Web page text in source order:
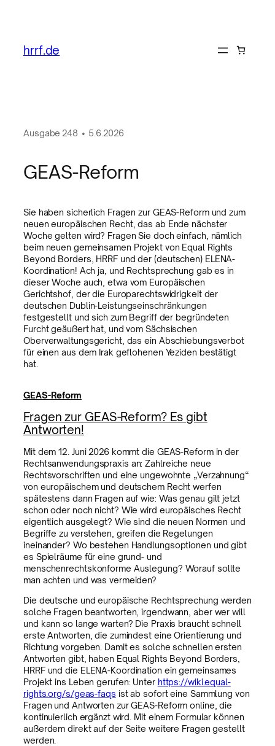
hrrf.de
Ausgabe 248 • 5.6.2026
GEAS-Reform
Sie haben sicherlich Fragen zur GEAS-Reform und zum
neuen europäischen Recht, das ab Ende nächster
Woche gelten wird? Fragen Sie doch einfach, nämlich
beim neuen gemeinsamen Projekt von Equal Rights
Beyond Borders, HRRF und der (deutschen) ELENA-
Koordination! Ach ja, und Rechtsprechung gab es in
dieser Woche auch, etwa vom Europäischen
Gerichtshof, der die Europarechtswidrigkeit der
deutschen Dublin-Leistungseinschränkungen
festgestellt und sich zum Begriff der begründeten
Furcht geäußert hat, und vom Sächsischen
Oberverwaltungsgericht, das ein Abschiebungsverbot
für einen aus dem Irak geflohenen Yeziden bestätigt
hat.
GEAS-Reform
Fragen zur GEAS-Reform? Es gibt
Antworten!
Mit dem 12. Juni 2026 kommt die GEAS-Reform in der
Rechtsanwendungspraxis an: Zahlreiche neue
Rechtsvorschriften und eine ungewohnte „Verzahnung“
von europäischem und deutschem Recht werfen
spätestens dann Fragen auf wie: Was genau gilt jetzt
schon oder noch nicht? Wie wird europäisches Recht
eigentlich ausgelegt? Wie sind die neuen Normen und
Begriffe zu verstehen, greifen die Regelungen
ineinander? Wo bestehen Handlungsoptionen und gibt
es Spielräume für eine grund- und
menschenrechtskonforme Auslegung? Worauf sollte
man achten und was vermeiden?
Die deutsche und europäische Rechtsprechung werden
solche Fragen beantworten, irgendwann, aber wer will
und kann so lange warten? Die Praxis braucht schnell
erste Antworten, die zumindest eine Orientierung und
Richtung vorgeben. Damit es solche schnellen ersten
Antworten gibt, haben Equal Rights Beyond Borders,
HRRF und die ELENA-Koordination ein gemeinsames
Projekt ins Leben gerufen: Unter https://wiki.equal-
rights.org/s/geas-faqs ist ab sofort eine Sammlung von
Fragen und Antworten zur GEAS-Reform online, die
kontinuierlich ergänzt wird. Mit einem Formular können
außerdem direkt auf der Seite weitere Fragen gestellt
werden.